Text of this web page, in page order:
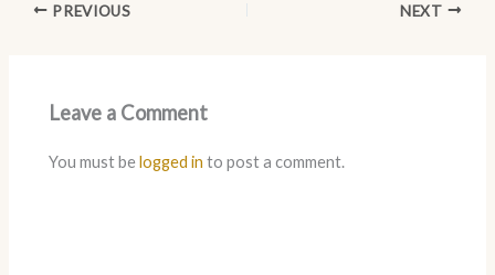
PREVIOUS NEXT
Leave a Comment
You must belogged in to post a comment.